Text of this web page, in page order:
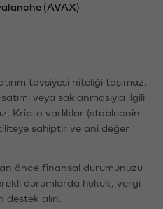
(AVAX)
tavsiyesi niteliği taşımaz.
veya saklanmasıyla ilgili
Kripto varlıklar (stablecoin
sahiptir ve ani değer
önce finansal durumunuzu
durumlarda hukuk, vergi
destek alın.